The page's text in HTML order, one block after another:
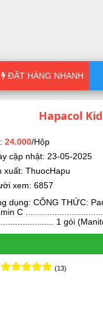
ĐẶT HÀNG NHANH
Hapacol
24.000/Hộp
cập nhật: 23-05-2025
xuất: ThuocHapu
xem: 6857
dụng: CÔNG THỨC:
C
1 gói
(13)